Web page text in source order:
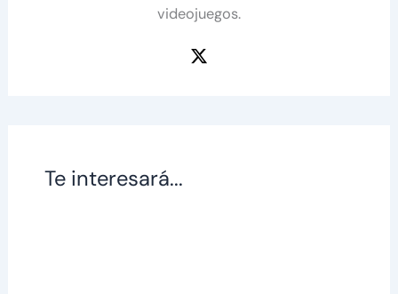
videojuegos.
Te interesará...